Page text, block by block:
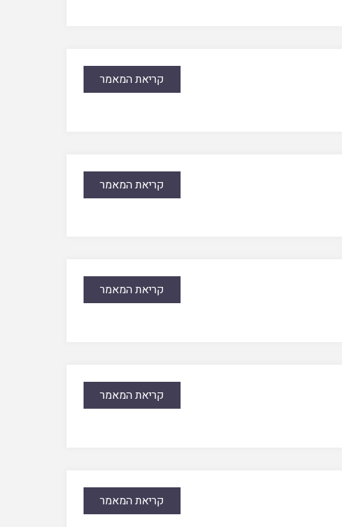
קריאת המאמר
קריאת המאמר
קריאת המאמר
קריאת המאמר
קריאת המאמר